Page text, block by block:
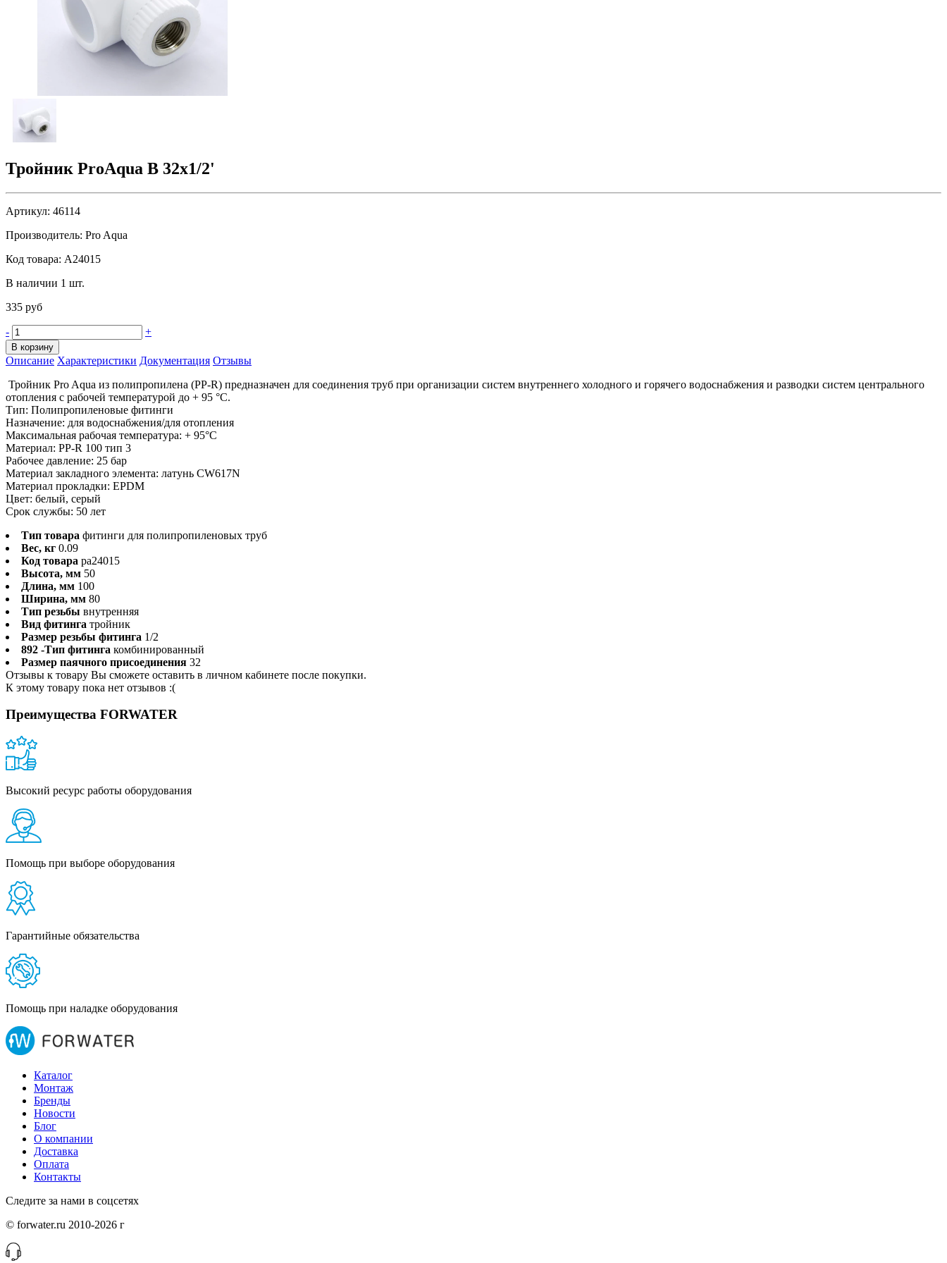
Тройник ProAqua В 32х1/2'
Артикул: 46114
Производитель: Pro Aqua
Код товара: A24015
В наличии 1 шт.
335 руб
- +
В корзину
Описание Характеристики Документация Отзывы
Тройник Pro Aqua из полипропилена (PP-R) предназначен для соединения труб при организации систем внутреннего холодного и горячего водоснабжения и разводки систем центрального
отопления с рабочей температурой до + 95 °С.
Тип: Полипропиленовые фитинги
Назначение: для водоснабжения/для отопления
Максимальная рабочая температура: + 95°С
Материал: PP-R 100 тип 3
Рабочее давление: 25 бар
Материал закладного элемента: латунь CW617N
Материал прокладки: EPDM
Цвет: белый, серый
Срок службы: 50 лет
Тип товара фитинги для полипропиленовых труб
Вес, кг 0.09
Код товара pa24015
Высота, мм 50
Длина, мм 100
Ширина, мм 80
Тип резьбы внутренняя
Вид фитинга тройник
Размер резьбы фитинга 1/2
892 -Тип фитинга комбинированный
Размер паячного присоединения 32
Отзывы к товару Вы сможете оставить в личном кабинете после покупки.
К этому товару пока нет отзывов :(
Преимущества FORWATER
Высокий ресурс работы оборудования
Помощь при выборе оборудования
Гарантийные обязательства
Помощь при наладке оборудования
Каталог
Монтаж
Бренды
Новости
Блог
О компании
Доставка
Оплата
Контакты
Следите за нами в соцсетях
© forwater.ru 2010-2026 г